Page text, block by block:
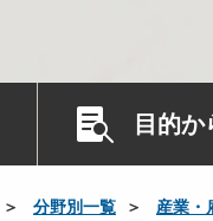
目的
分野別一覧 産業・